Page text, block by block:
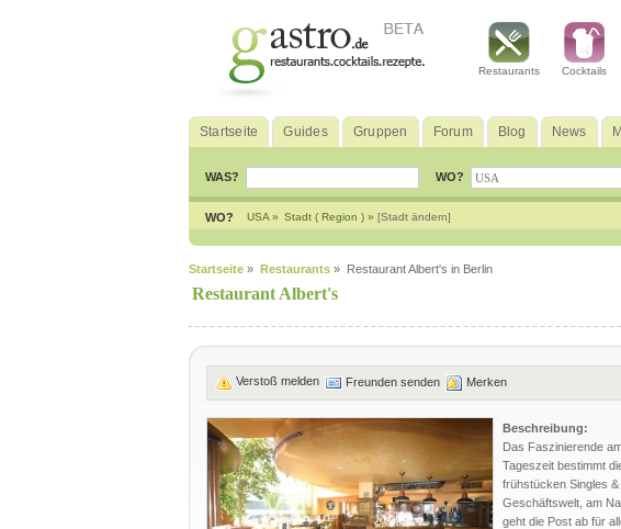
Restaurants Cocktails
Startseite Guides Gruppen Forum Blog News
WAS? WO?
WO? USA » Stadt ( Region ) » [Stadt ändern]
Startseite » Restaurants » Restaurant Albert's in Berlin
Restaurant Albert's
Verstoß melden Freunden senden Merken
Beschreibung:
Das Faszinierende
Tageszeit bestimmt
frühstücken Singles
Geschäftswelt, am
geht die Post ab für